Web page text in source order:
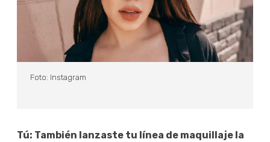
Foto: Instagram
Tú: También lanzaste tu línea de maquillaje la